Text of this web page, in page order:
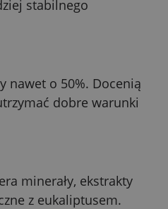
stabilnego
nawet o 50%. Docenią
dobre warunki
minerały, ekstrakty
z eukaliptusem.